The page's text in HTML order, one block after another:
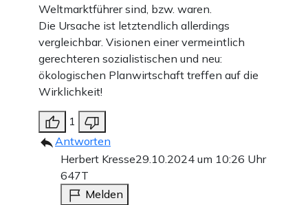
Weltmarktführer sind, bzw. waren.
Die Ursache ist letztendlich allerdings
vergleichbar. Visionen einer vermeintlich
gerechteren sozialistischen und neu:
ökologischen Planwirtschaft treffen auf die
Wirklichkeit!
1
Antworten
Herbert Kresse29.10.2024 um 10:26 Uhr
647T
Melden